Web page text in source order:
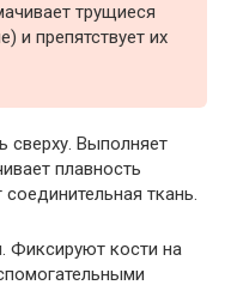
трущиеся
и препятствует их
сверху. Выполняет
плавность
ткань.
Фиксируют кости на